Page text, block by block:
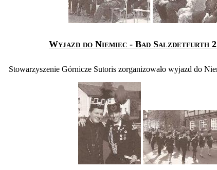
Wyjazd do Niemiec - Bad Salzdetfurth
Stowarzyszenie Górnicze Sutoris zorganizowało wyjazd do